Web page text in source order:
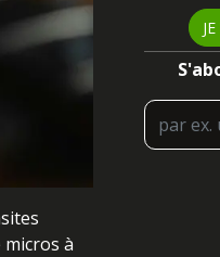
à